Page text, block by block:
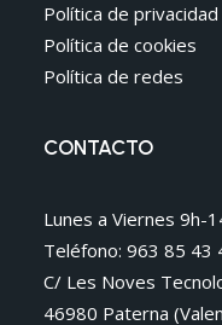
Política de privacidad
Política de cookies
Política de redes
CONTACTO
Lunes a Viernes 9h-
Teléfono: 963 85 43
C/ Les Noves
46980 Paterna